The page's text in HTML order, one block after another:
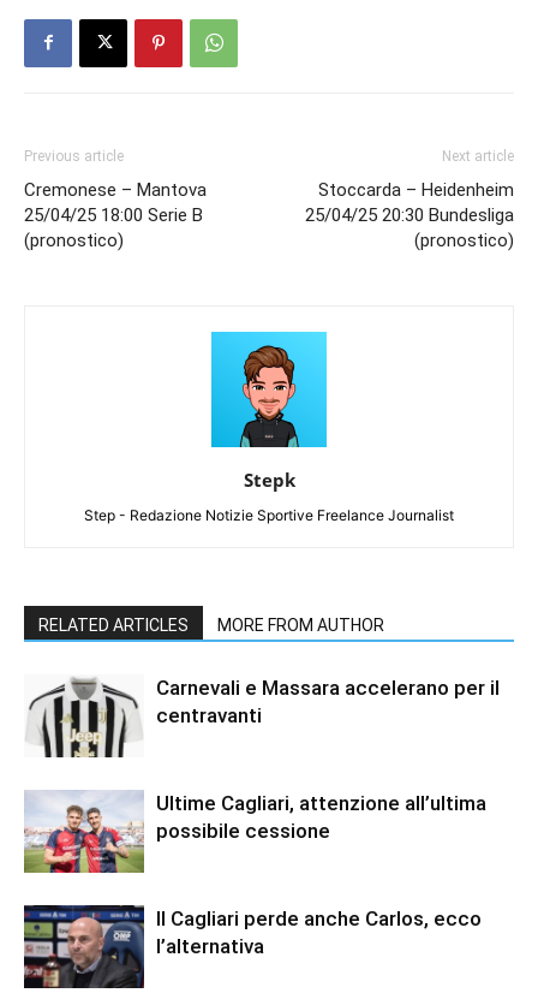
Previous article
Cremonese – Mantova
25/04/25 18:00 Serie B
(pronostico)
Next article
Stoccarda – Heidenheim
25/04/25 20:30 Bundesliga
(pronostico)
Stepk
Step - Redazione Notizie Sportive Freelance Journalist
RELATED ARTICLES MORE FROM AUTHOR
Carnevali e Massara accelerano per il
centravanti
Ultime Cagliari, attenzione all’ultima
possibile cessione
Il Cagliari perde anche Carlos, ecco
l’alternativa